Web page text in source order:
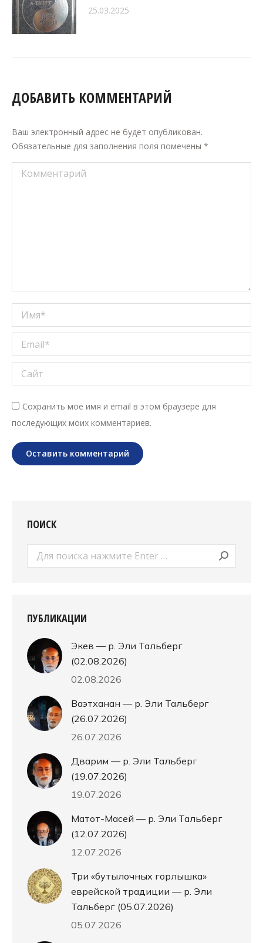
25.03.2025
ДОБАВИТЬ КОММЕНТАРИЙ
Ваш электронный адрес не будет опубликован.
Обязательные для заполнения поля помечены *
Комментарий
Имя *
Email *
Сайт
Сохранить моё имя и email в этом браузере для
последующих моих комментариев.
Оставить комментарий
ПОИСК
Поиск:
ПУБЛИКАЦИИ
Экев — р. Эли Тальберг
(02.08.2026)
02.08.2026
Ваэтханан — р. Эли Тальберг
(26.07.2026)
26.07.2026
Дварим — р. Эли Тальберг
(19.07.2026)
19.07.2026
Матот-Масей — р. Эли Тальберг
(12.07.2026)
12.07.2026
Три «бутылочных горлышка»
еврейской традиции — р. Эли
Тальберг (05.07.2026)
05.07.2026